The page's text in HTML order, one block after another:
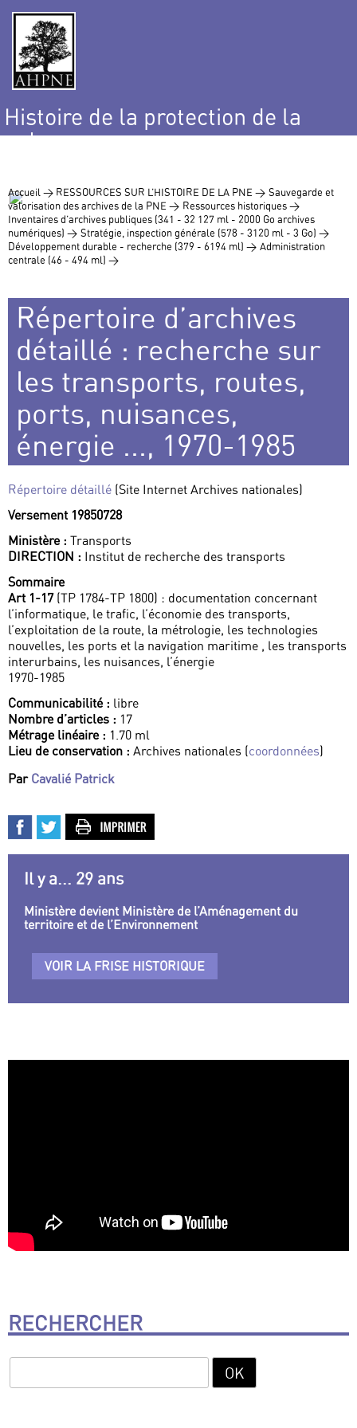
Histoire de la protection de la
nature
Accueil > RESSOURCES SUR L’HISTOIRE DE LA PNE > Sauvegarde et
valorisation des archives de la PNE > Ressources historiques >
Inventaires d’archives publiques (341 - 32 127 ml - 2000 Go archives
numériques) > Stratégie, inspection générale (578 - 3120 ml - 3 Go) >
Développement durable - recherche (379 - 6194 ml) > Administration
centrale (46 - 494 ml) >
Répertoire d’archives
détaillé : recherche sur
les transports, routes,
ports, nuisances,
énergie ..., 1970-1985
Répertoire détaillé (Site Internet Archives nationales)
Versement 19850728
Ministère : Transports
DIRECTION : Institut de recherche des transports
Sommaire
Art 1-17(TP 1784-TP 1800) : documentation concernant
l’informatique, le trafic, l’économie des transports,
l’exploitation de la route, la métrologie, les technologies
nouvelles, les ports et la navigation maritime , les transports
interurbains, les nuisances, l’énergie
1970-1985
Communicabilité : libre
Nombre d’articles : 17
Métrage linéaire : 1.70 ml
Lieu de conservation : Archives nationales (coordonnées)
Par Cavalié Patrick
Il y a... 29 ans
Ministère devient Ministère de l’Aménagement du
territoire et de l’Environnement
VOIR LA FRISE HISTORIQUE
RECHERCHER